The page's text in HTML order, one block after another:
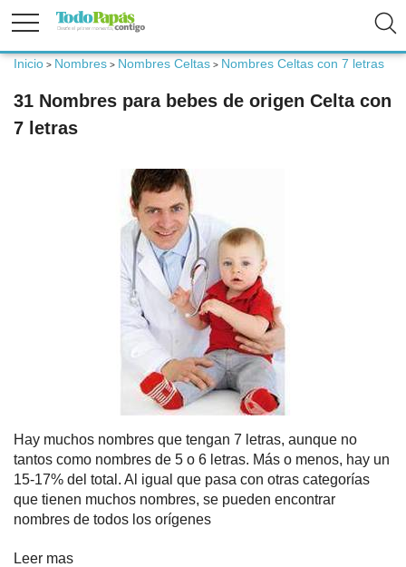
Embarazo
Nombres
Cuentos
Inicio > Nombres > Nombres Celtas > Nombres Celtas con 7 letras
31 Nombres para bebes de origen Celta con
7 letras
Hay muchos nombres que tengan 7 letras, aunque no
tantos como nombres de 5 o 6 letras. Más o menos, hay un
15-17% del total. Al igual que pasa con otras categorías
que tienen muchos nombres, se pueden encontrar
nombres de todos los orígenes
Leer mas